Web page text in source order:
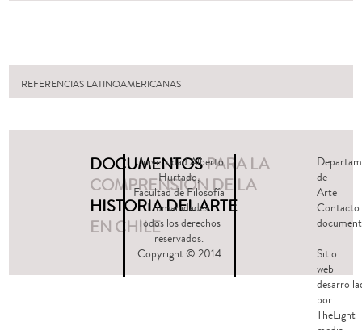
REFERENCIAS LATINOAMERICANAS
DOCUMENTOSPARA LA
COMPRENSIÓN DE LA
HISTORIA DEL ARTE
EN CHILE
Universidad Alberto
Hurtado,
Facultad de Filosofía
Humanidades.
Todos los derechos
reservados.
Copyright © 2014
de
Arte
Sitio
web
por:
TheLight